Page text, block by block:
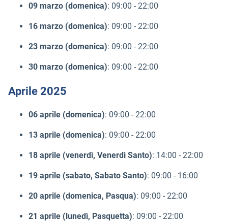
09 marzo (domenica): 09:00 - 22:00
16 marzo (domenica): 09:00 - 22:00
23 marzo (domenica): 09:00 - 22:00
30 marzo (domenica): 09:00 - 22:00
Aprile 2025
06 aprile (domenica): 09:00 - 22:00
13 aprile (domenica): 09:00 - 22:00
18 aprile (venerdì, Venerdì Santo): 14:00 - 22:00
19 aprile (sabato, Sabato Santo): 09:00 - 16:00
20 aprile (domenica, Pasqua): 09:00 - 22:00
21 aprile (lunedì, Pasquetta): 09:00 - 22:00